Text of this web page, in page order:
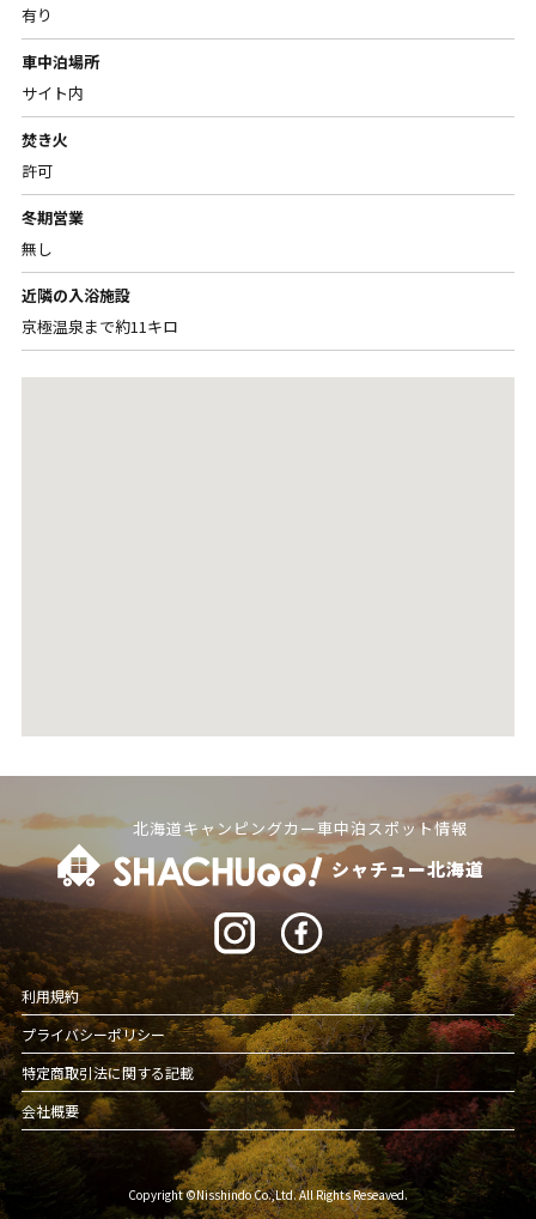
有り
車中泊場所
サイト内
焚き火
許可
冬期営業
無し
近隣の入浴施設
京極温泉まで約11キロ
北海道キャンピングカー車中泊スポット情報
シャチュー北海道
利用規約
プライバシーポリシー
特定商取引法に関する記載
会社概要
Copyright ©Nisshindo Co.,Ltd. All Rights Reseaved.